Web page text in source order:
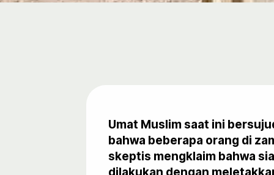
Umat ​​Muslim saat ini
bahwa beberapa orang di
skeptis mengklaim bahwa